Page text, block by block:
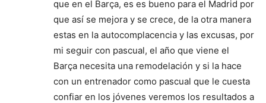
que en el Barça, es es bueno para el Madrid por
que así se mejora y se crece, de la otra manera
estas en la autocomplacencia y las excusas, por
mi seguir con pascual, el año que viene el
Barça necesita una remodelación y si la hace
con un entrenador como pascual que le cuesta
confiar en los jóvenes veremos los resultados a